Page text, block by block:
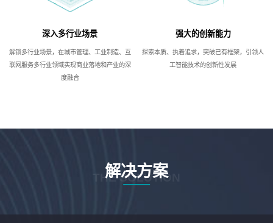
深入多行业场景
解锁多行业场景，在城市管理、工业制造、互
联网服务多行业领域实现商业落地和产业的深
度融合
强大的创新能力
探索本质、执着追求，突破已有框架，引领人
工智能技术的创新性发展
解决方案
THE SOLUTION